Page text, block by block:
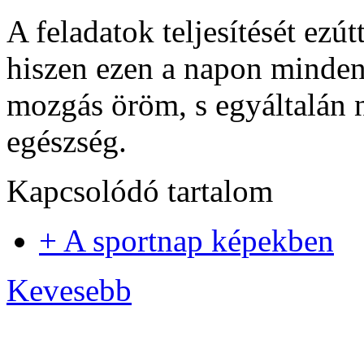
A feladatok teljesítését
hiszen ezen a napon
mozgás öröm, s egyáltalán
egészség.
Kapcsolódó tartalom
+ A sportnap képekben
Kevesebb